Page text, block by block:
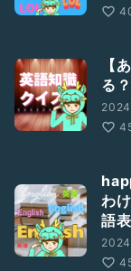
【
る
わ
語